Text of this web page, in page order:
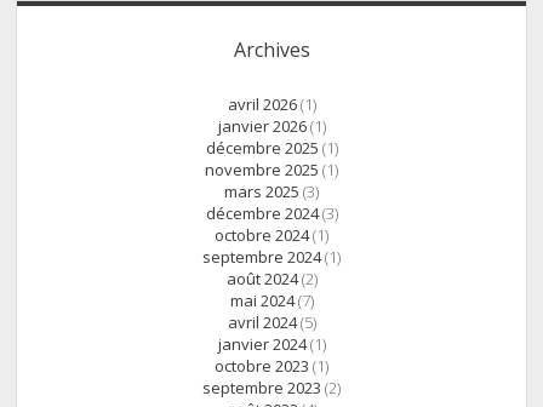
Archives
avril 2026(1)
janvier 2026(1)
décembre 2025 (1)
novembre 2025 (1)
mars 2025 (3)
décembre 2024(3)
octobre 2024(1)
septembre 2024(1)
août 2024(2)
mai 2024(7)
avril 2024(5)
janvier 2024(1)
octobre 2023 (1)
septembre 2023 (2)